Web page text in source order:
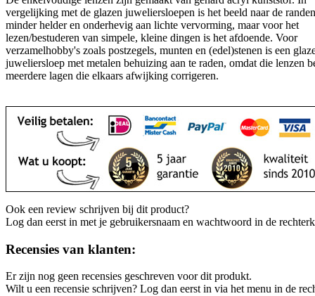
vergelijking met de glazen juweliersloepen is het beeld naar de
minder helder en onderhevig aan lichte vervorming, maar voor het
lezen/bestuderen van simpele, kleine dingen is het afdoende. Voor
verzamelhobby's zoals postzegels, munten en (edel)stenen is een
juweliersloep met metalen behuizing aan te raden, omdat die lenzen
meerdere lagen die elkaars afwijking corrigeren.
Ook een review schrijven bij dit product?
Log dan eerst in met je gebruikersnaam en wachtwoord in de
Recensies van klanten:
Er zijn nog geen recensies geschreven voor dit produkt.
Wilt u een recensie schrijven? Log dan eerst in via het menu in de